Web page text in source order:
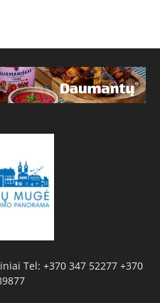
Tel: +370 347 52277 +370